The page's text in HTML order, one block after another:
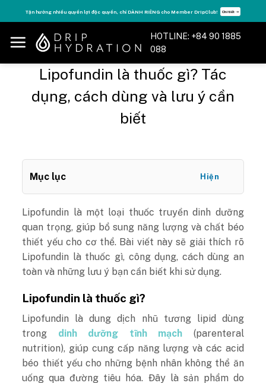
to
content
Tận hưởng nhiều quyền lợi độc quyền, chỉ DÀNH RIÊNG cho Member DripClub! Chi tiết ➝
HOTLINE: +84 90 1885
088
Lipofundin là thuốc gì? Tác
dụng, cách dùng và lưu ý cần
biết
Mục lục Hiện
Lipofundin là một loại thuốc truyền dinh dưỡng
quan trọng, giúp bổ sung năng lượng và chất béo
thiết yếu cho cơ thể. Bài viết này sẽ giải thích rõ
Lipofundin là thuốc gì, công dụng, cách dùng an
toàn và những lưu ý bạn cần biết khi sử dụng.
Lipofundin là thuốc gì?
Lipofundin là dung dịch nhũ tương lipid dùng
trong dinh dưỡng tĩnh mạch (parenteral
nutrition), giúp cung cấp năng lượng và các acid
béo thiết yếu cho những bệnh nhân không thể ăn
uống qua đường tiêu hóa. Đây là sản phẩm do